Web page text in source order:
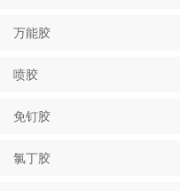
万能胶
喷胶
免钉胶
氯丁胶